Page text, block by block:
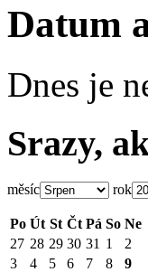
Datum
Dnes je
Srazy,
měsíc rok
Po Út St Čt Pá So Ne
27 28 29 30 31 1
2
3
4 5 6 7 8
9